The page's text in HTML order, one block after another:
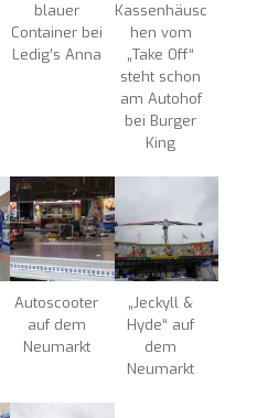
blauer
Container bei
Ledig’s Anna
Kassenhäusc
hen vom
„Take Off“
steht schon
am Autohof
bei Burger
King
Autoscooter
auf dem
Neumarkt
„Jeckyll &
Hyde“ auf
dem
Neumarkt